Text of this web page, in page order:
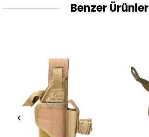
Benzer Ürünler